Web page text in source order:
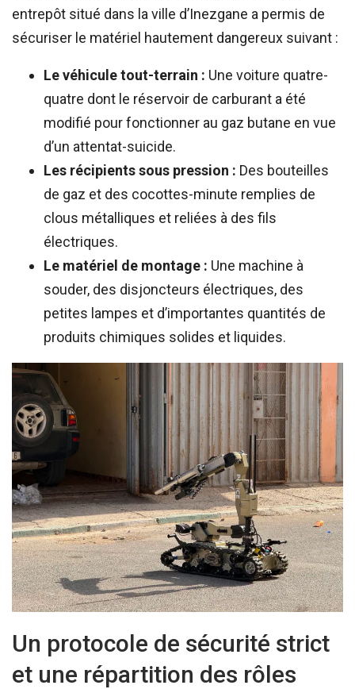
entrepôt situé dans la ville d’Inezgane a permis de
sécuriser le matériel hautement dangereux suivant :
Le véhicule tout-terrain : Une voiture quatre-
quatre dont le réservoir de carburant a été
modifié pour fonctionner au gaz butane en vue
d’un attentat-suicide.
Les récipients sous pression : Des bouteilles
de gaz et des cocottes-minute remplies de
clous métalliques et reliées à des fils
électriques.
Le matériel de montage : Une machine à
souder, des disjoncteurs électriques, des
petites lampes et d’importantes quantités de
produits chimiques solides et liquides.
Un protocole de sécurité strict
et une répartition des rôles